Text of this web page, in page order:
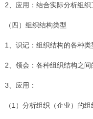
2、应用：结合实际分析组
（四）组织结构类型
1、识记：组织结构的各种类
2、领会：各种组织结构之间
3、应用：
（1）分析组织（企业）的